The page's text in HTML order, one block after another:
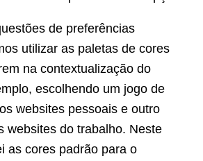
de preferências
utilizar as paletas de cores
na contextualização do
escolhendo um jogo de
websites pessoais e outro
websites do trabalho. Neste
as cores padrão para o